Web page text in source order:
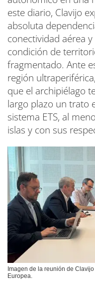
este diario, Clavijo
absoluta
conectividad aérea
condición de
fragmentado. Ante
región
que el archipiélago
largo plazo un trato
sistema ETS, al
islas y con sus
Imagen de la reunión de
Europea.